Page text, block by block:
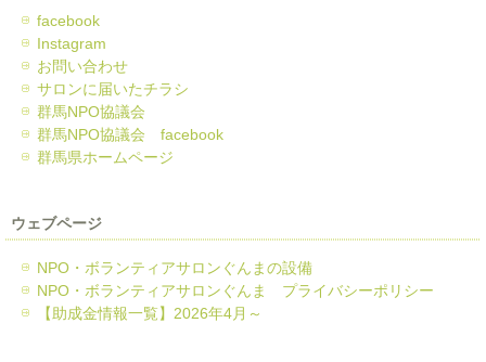
facebook
Instagram
お問い合わせ
サロンに届いたチラシ
群馬NPO協議会
群馬NPO協議会 facebook
群馬県ホームページ
ウェブページ
NPO・ボランティアサロンぐんまの設備
NPO・ボランティアサロンぐんま プライバシーポリシー
【助成金情報一覧】2026年4月～